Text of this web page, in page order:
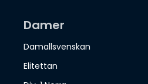
Damer
Damallsvenskan
Elitettan